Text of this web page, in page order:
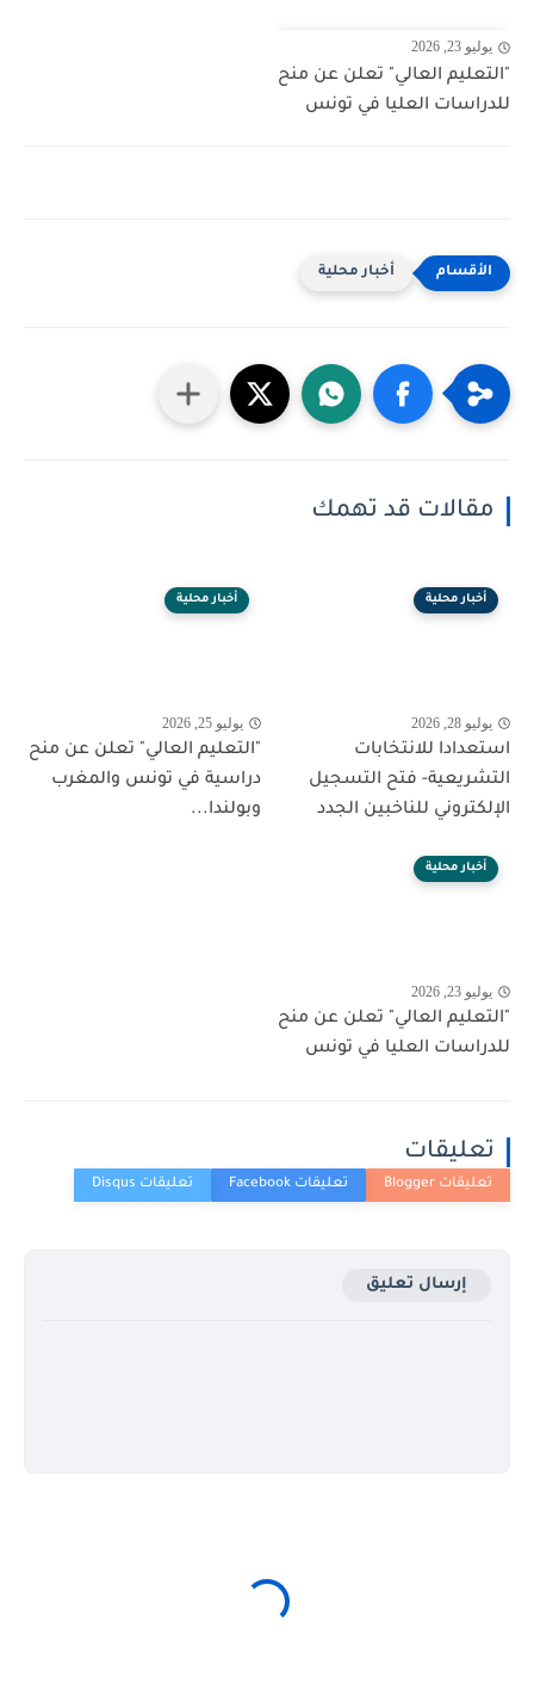
يوليو 23, 2026
"التعليم العالي" تعلن عن منح
للدراسات العليا في تونس
أخبار محلية
مقالات قد تهمك
أخبار محلية
يوليو 28, 2026
استعدادا للانتخابات
التشريعية- فتح التسجيل
الإلكتروني للناخبين الجدد
أخبار محلية
يوليو 25, 2026
"التعليم العالي" تعلن عن منح
دراسية في تونس والمغرب
وبولندا...
أخبار محلية
يوليو 23, 2026
"التعليم العالي" تعلن عن منح
للدراسات العليا في تونس
تعليقات
إرسال تعليق